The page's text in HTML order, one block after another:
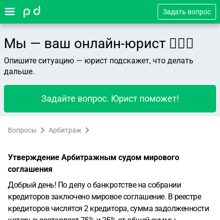
Задать вопрос
Мы — ваш онлайн-юрист 👨🏻‍⚖️
Опишите ситуацию — юрист подскажет, что делать
дальше.
Задайте вопрос. Юрист поможет!
Вопросы Арбитраж
Утверждение Арбитражным судом мирового
соглашения
Добрый день! По делу о банкротстве на собрании
кредиторов заключено мировое соглашение. В реестре
кредиторов числятся 2 кредитора, сумма задолженности